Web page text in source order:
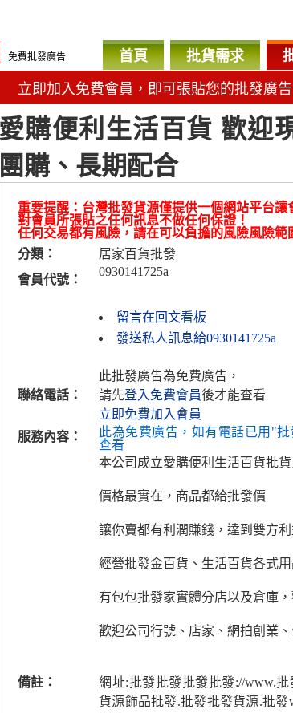
免費批發廣告 首頁 批貨需求
立即加入免費會員，即可張貼您的批發廣告
愛購便利生活百貨 歡迎
團購、長期配合
重要提醒：台灣批發貨源僅提供一個網站平台讓
對會員所張貼之任何訊息不做任何保證！
任何交易都有風險，請在可以負擔的風險風險範
分類：
居家百貨批發
會員代號：
0930141725a
留言在回文看板
發送私人訊息給0930141725a
聯絡電話：
此批發廣告為免費廣告，
請先登入免費會員後才能查看
立即免費加入會員
服務內容：
此為免費廣告，如有電話已用"
查看
本公司成立愛購便利生活百貨批
價格最實在，商品都給批發價
讓你賣都有利潤賺錢，達到雙方
經營批發金百貨、生活百貨各式用
有包包批發家實體分店以及倉庫
歡迎公司行號、店家、網拍創業
備註：
網址:批發批發批發批發://www.
貨源飾品批發.批發批發貨源.批